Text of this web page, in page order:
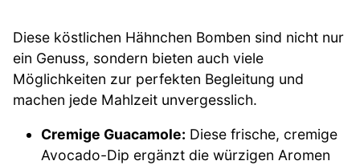
Diese köstlichen Hähnchen Bomben sind nicht nur
ein Genuss, sondern bieten auch viele
Möglichkeiten zur perfekten Begleitung und
machen jede Mahlzeit unvergesslich.
Cremige Guacamole: Diese frische, cremige
Avocado-Dip ergänzt die würzigen Aromen